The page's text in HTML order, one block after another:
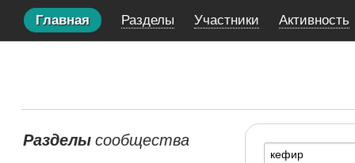
Главная Разделы Участники Активность
Разделысообщества